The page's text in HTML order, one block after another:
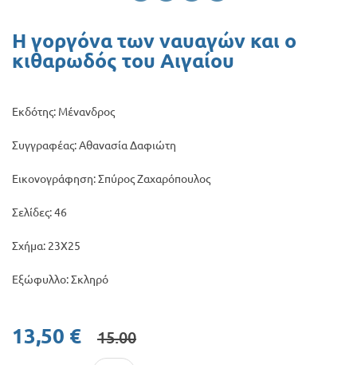
Η γοργόνα των ναυαγών και ο
κιθαρωδός του Αιγαίου
Εκδότης: Μένανδρος
Συγγραφέας: Αθανασία Δαφιώτη
Εικονογράφηση: Σπύρος Ζαχαρόπουλος
Σελίδες: 46
Σχήμα: 23Χ25
Εξώφυλλο: Σκληρό
13,50 € 15.00